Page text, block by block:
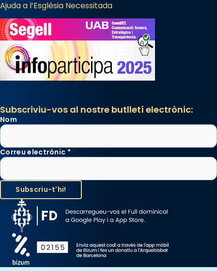
Ajuda a l’Església Necessitada
Subscriviu-vos al nostre butlletí electrònic:
Nom
Correu electrònic *